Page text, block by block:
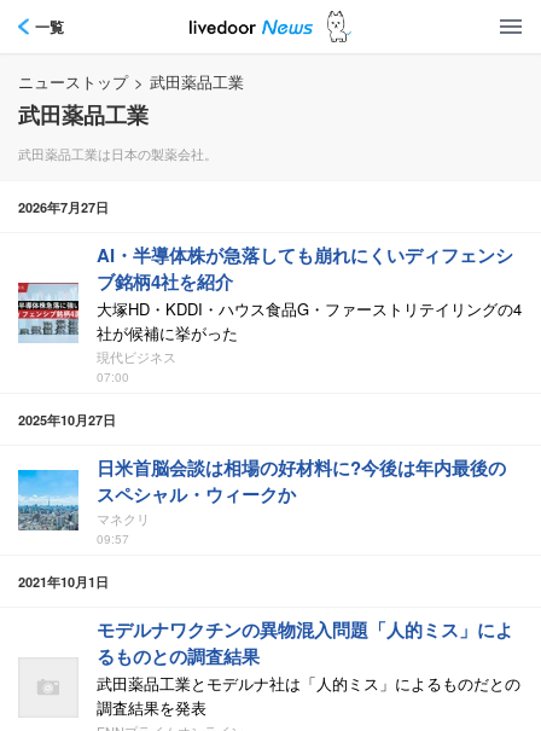
一覧
ニューストップ > 武田薬品工業
武田薬品工業
武田薬品工業は日本の製薬会社。
2026年7月27日
AI・半導体株が急落しても崩れにくいディフェンシ
ブ銘柄4社を紹介
大塚HD・KDDI・ハウス食品G・ファーストリテイリングの4
社が候補に挙がった
現代ビジネス
07:00
2025年10月27日
日米首脳会談は相場の好材料に?今後は年内最後の
スペシャル・ウィークか
マネクリ
09:57
2021年10月1日
モデルナワクチンの異物混入問題「人的ミス」によ
るものとの調査結果
武田薬品工業とモデルナ社は「人的ミス」によるものだとの
調査結果を発表